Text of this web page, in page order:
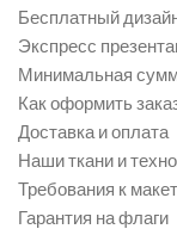
Бесплатный
Экспресс
Минимальная
Как оформить
Доставка и оплата
Наши ткани и
Требования к
Гарантия на флаги